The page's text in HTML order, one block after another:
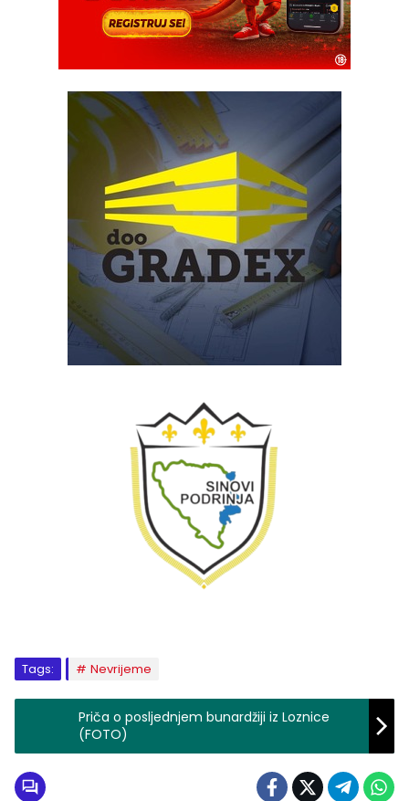
Tags: Nevrijeme
Priča o posljednjem bunardžiji iz Loznice
(FOTO)